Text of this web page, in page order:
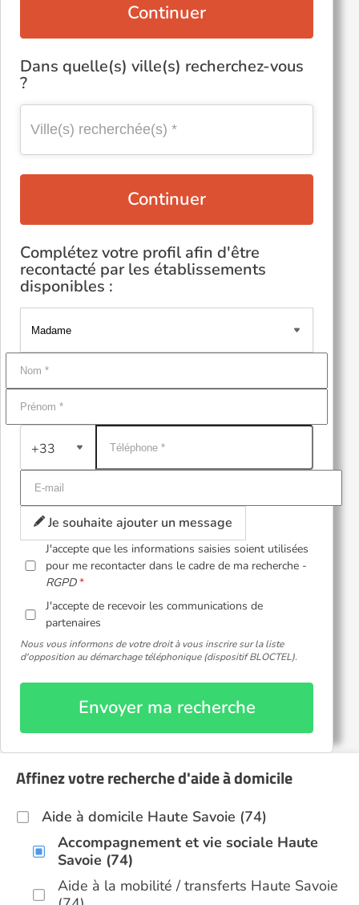
Continuer
Dans quelle(s) ville(s) recherchez-vous
?
Continuer
Complétez votre profil afin d'être
recontacté par les établissements
disponibles :
+33
Je souhaite ajouter un message
J'accepte que les informations saisies soient utilisées
pour me recontacter dans le cadre de ma recherche -
RGPD
J'accepte de recevoir les communications de
partenaires
Nous vous informons de votre droit à vous inscrire sur la liste
d'opposition au démarchage téléphonique (dispositif BLOCTEL).
Envoyer ma recherche
Affinez votre recherche d'aide à domicile
Aide à domicile Haute Savoie (74)
Accompagnement et vie sociale Haute
Savoie (74)
Aide à la mobilité / transferts Haute Savoie